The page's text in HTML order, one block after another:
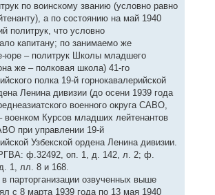
по воинскому званию (условно равно
а по состоянию на май 1940
политрук, что условно
капитану; по занимаемо же
юре – политрук Школы младшего
же – полковая школа) 41-го
полка 19-й горнокавалерийской
Ленина дивизии (до осени 1939 года
военного округа САВО,
военком Курсов младших лейтенантов
при управлении 19-й
Узбекской ордена Ленина дивизии.
ф.32492, оп. 1, д. 142, л. 2; ф.
1, лл. 8 и 168.
в парторганизации озвученных выше
с 8 марта 1939 года по 13 мая 1940